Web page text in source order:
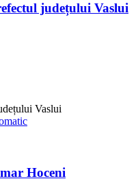
județului Vaslui
Vaslui
Hoceni